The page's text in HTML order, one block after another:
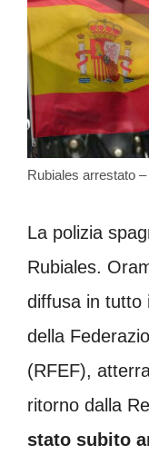
Rubiales arrestato
La polizia
Rubiales.
diffusa in tutto
della
(RFEF),
ritorno dalla
stato subito